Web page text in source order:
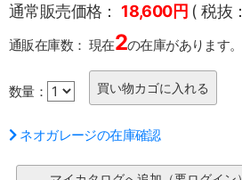
通常販売価格： 18,600円 ( 税抜：
通販在庫数： 現在2の在庫があります。
数量：
ネオガレージの在庫確認